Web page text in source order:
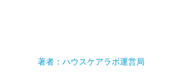
著者：ハウスケアラボ運営局